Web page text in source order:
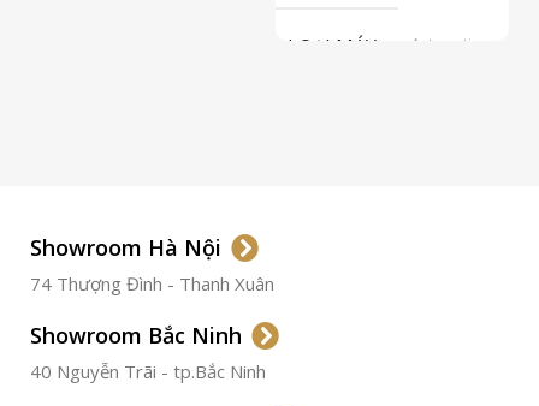
LOẠI MÁY
Automatic
Showroom Hà Nội
74 Thượng Đình - Thanh Xuân
Showroom Bắc Ninh
40 Nguyễn Trãi - tp.Bắc Ninh